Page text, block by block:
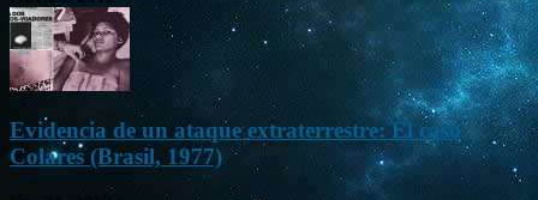
Evidencia de un ataque extraterrestre: El caso
Colares (Brasil, 1977)